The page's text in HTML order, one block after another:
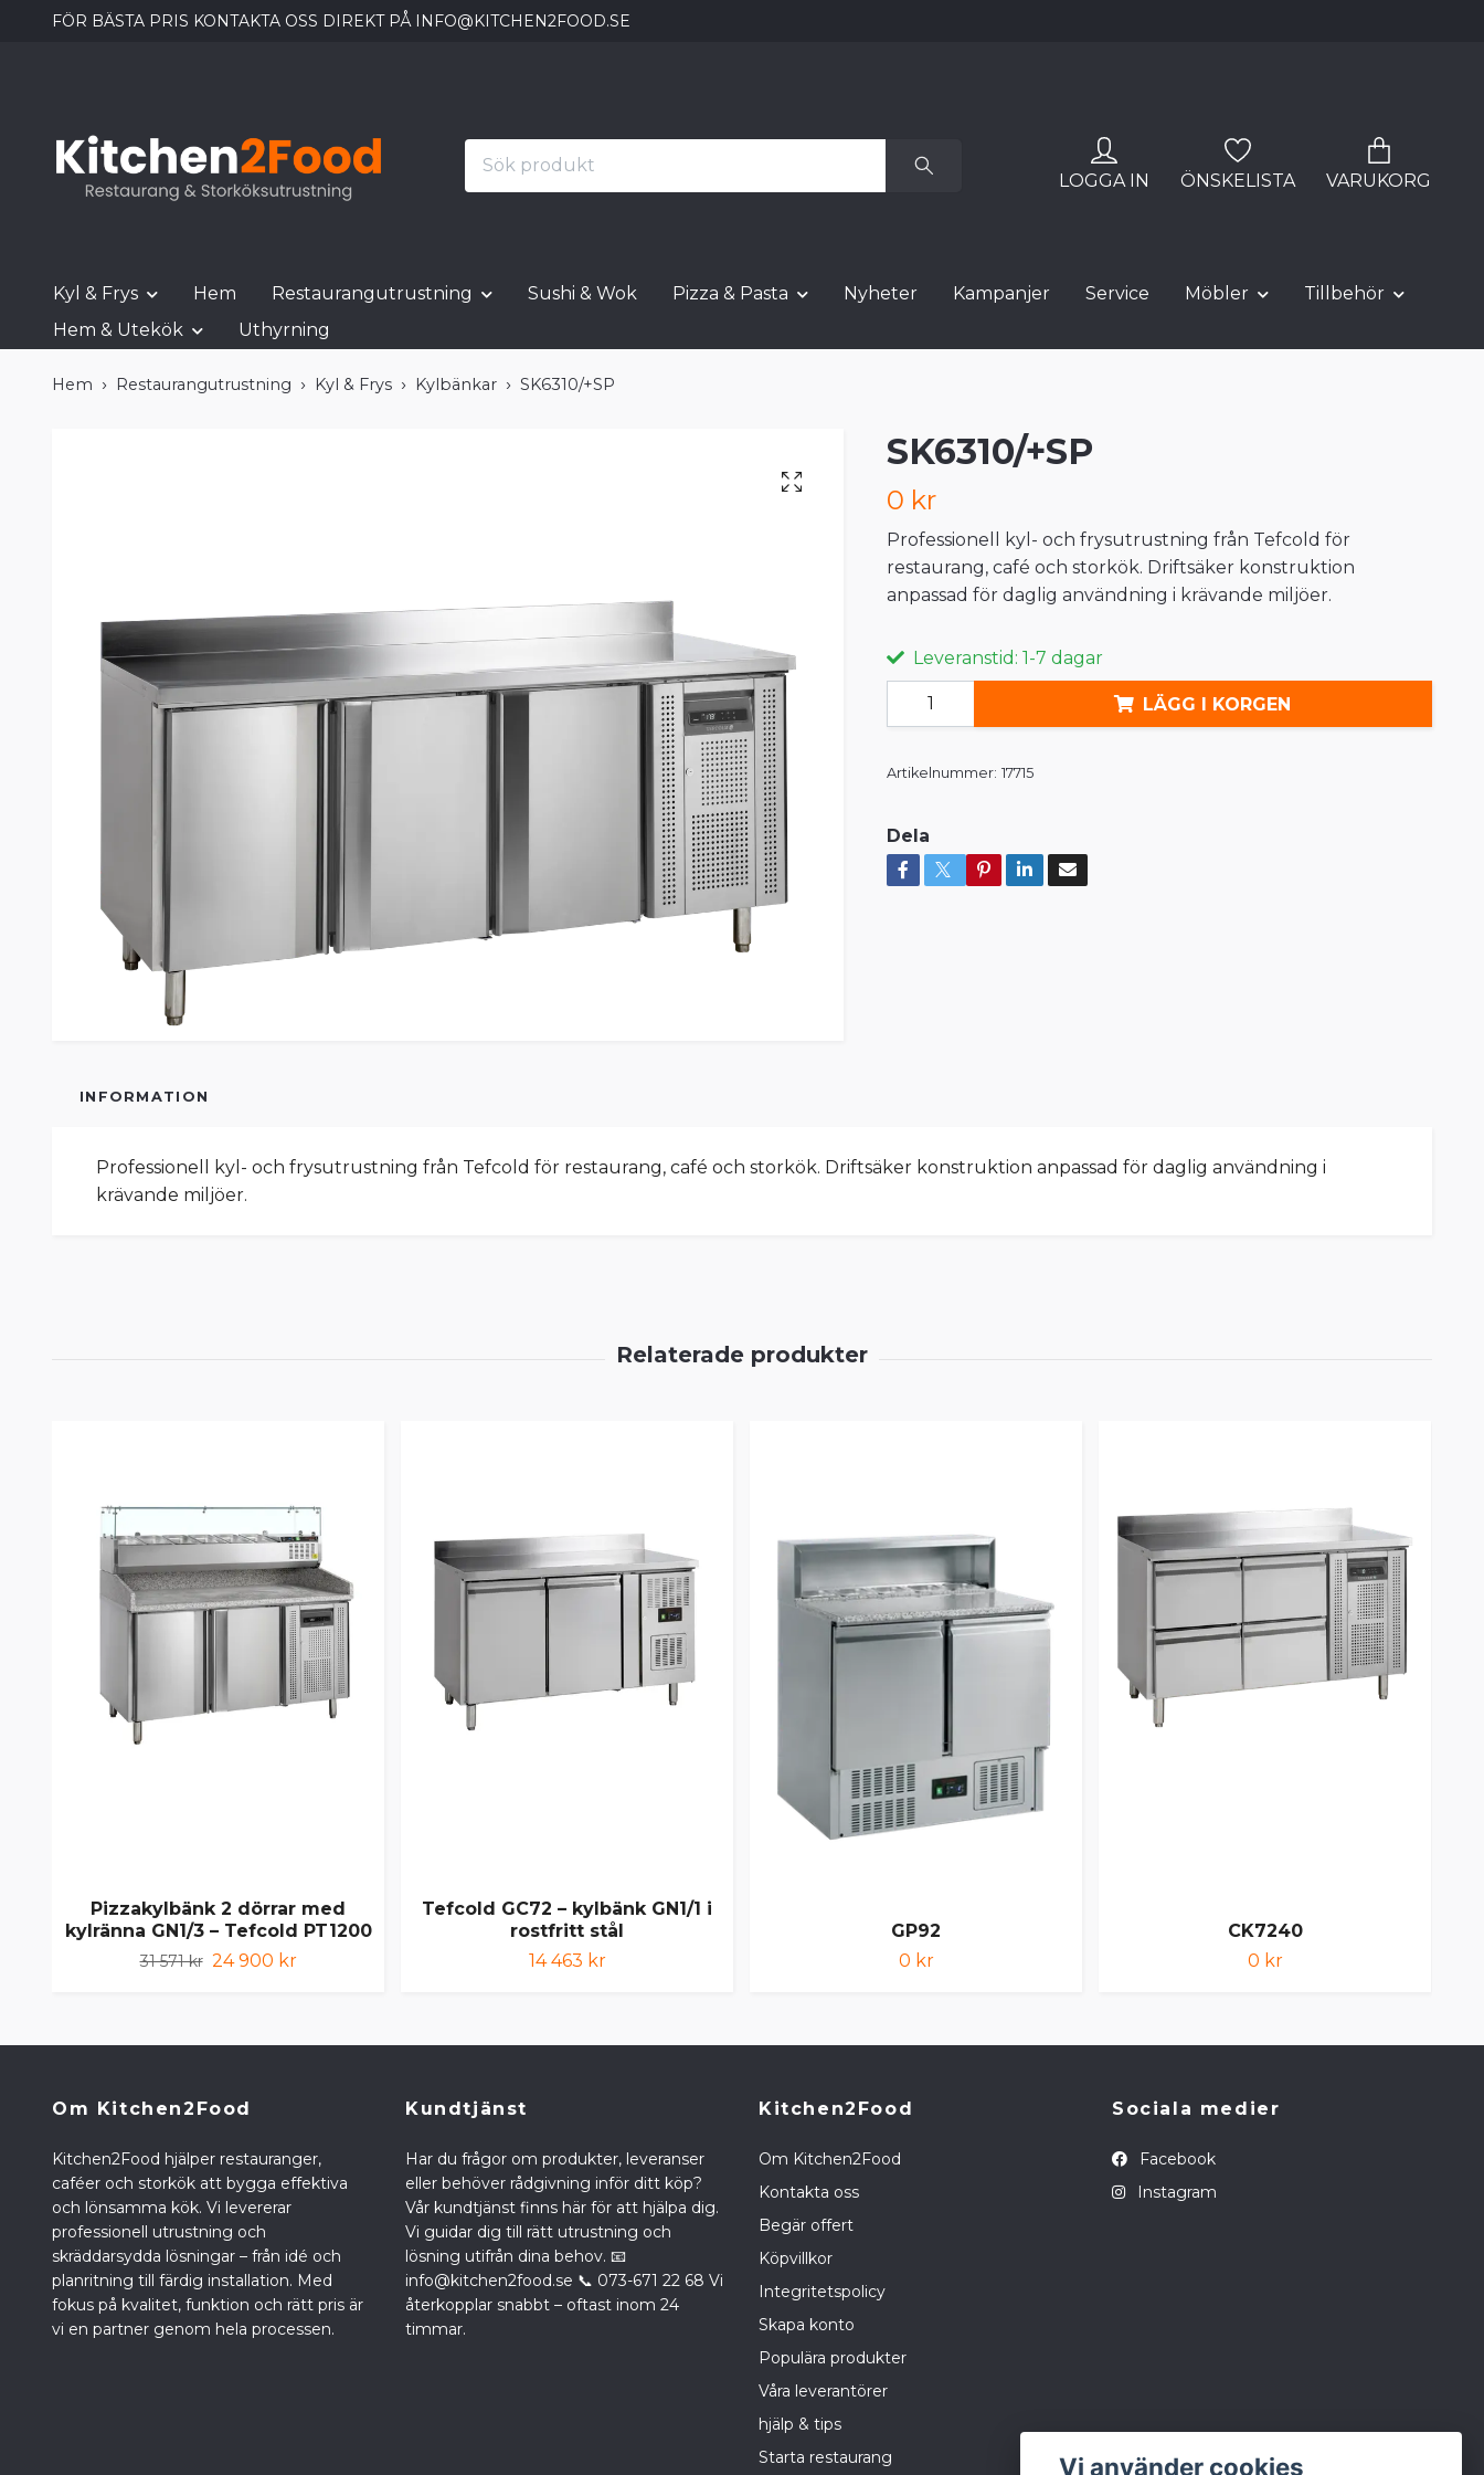
FÖR BÄSTA PRIS KONTAKTA OSS DIREKT PÅ INFO@KITCHEN2FOOD.SE
LOGGA IN ÖNSKELISTA VARUKORG
Kyl & Frys Hem Restaurangutrustning Sushi & Wok Pizza & Pasta Nyheter Kampanjer Service Möbler
Tillbehör
Hem & Utekök
Uthyrning
Hem Restaurangutrustning Kyl & Frys Kylbänkar SK6310/+SP
SK6310/+SP
0 kr
Professionell kyl- och frysutrustning från Tefcold för
restaurang, café och storkök. Driftsäker konstruktion
anpassad för daglig användning i krävande miljöer.
Leveranstid: 1-7 dagar
LÄGG I KORGEN
Artikelnummer: 17715
Dela
INFORMATION
Professionell kyl- och frysutrustning från Tefcold för restaurang, café och storkök. Driftsäker konstruktion anpassad för daglig användning i
krävande miljöer.
Pizzakylbänk 2 dörrar med
kylränna GN1/3 – Tefcold PT1200
31 571 kr 24 900 kr
Tefcold GC72 – kylbänk GN1/1 i
rostfritt stål
14 463 kr
GP92
0 kr
CK7240
0 kr
Om Kitchen2Food
Kitchen2Food hjälper restauranger,
caféer och storkök att bygga effektiva
och lönsamma kök. Vi levererar
professionell utrustning och
skräddarsydda lösningar – från idé och
planritning till färdig installation. Med
fokus på kvalitet, funktion och rätt pris är
vi en partner genom hela processen.
Kundtjänst
Har du frågor om produkter, leveranser
eller behöver rådgivning inför ditt köp?
Vår kundtjänst finns här för att hjälpa dig.
Vi guidar dig till rätt utrustning och
lösning utifrån dina behov. 📧
info@kitchen2food.se 📞 073-671 22 68 Vi
återkopplar snabbt – oftast inom 24
timmar.
Kitchen2Food
Om Kitchen2Food
Kontakta oss
Begär offert
Köpvillkor
Integritetspolicy
Skapa konto
Populära produkter
Våra leverantörer
hjälp & tips
Starta restaurang
Sociala medier
Facebook
Instagram
Vi använder cookies